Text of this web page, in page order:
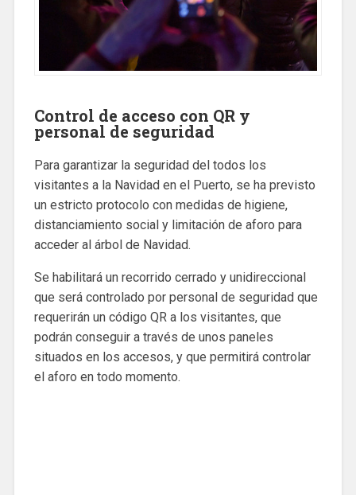
Control de acceso con QR y
personal de seguridad
Para garantizar la seguridad del todos los
visitantes a la Navidad en el Puerto, se ha previsto
un estricto protocolo con medidas de higiene,
distanciamiento social y limitación de aforo para
acceder al árbol de Navidad.
Se habilitará un recorrido cerrado y unidireccional
que será controlado por personal de seguridad que
requerirán un código QR a los visitantes, que
podrán conseguir a través de unos paneles
situados en los accesos, y que permitirá controlar
el aforo en todo momento.